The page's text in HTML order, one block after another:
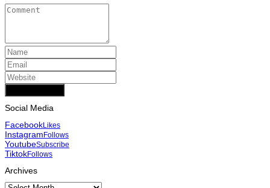
Social Media
FacebookLikes
InstagramFollows
YoutubeSubscribe
TiktokFollows
Archives